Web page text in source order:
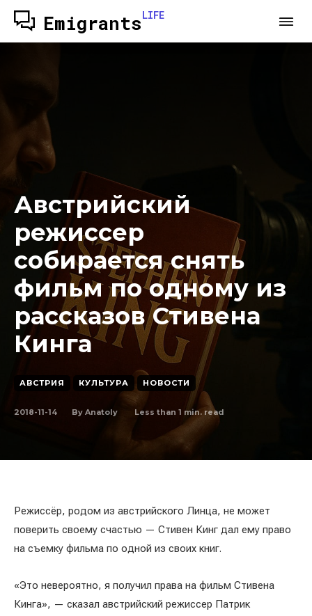
EmigrantsLIFE
Австрийский
режиссер
собирается снять
фильм по одному из
рассказов Стивена
Кинга
АВСТРИЯ КУЛЬТУРА НОВОСТИ
2018-11-14 By Anatoly Less than 1 min. read
Режиссёр, родом из австрийского Линца, не может
поверить своему счастью — Стивен Кинг дал ему право
на съемку фильма по одной из своих книг.
«Это невероятно, я получил права на фильм Стивена
Кинга», — сказал австрийский режиссер Патрик